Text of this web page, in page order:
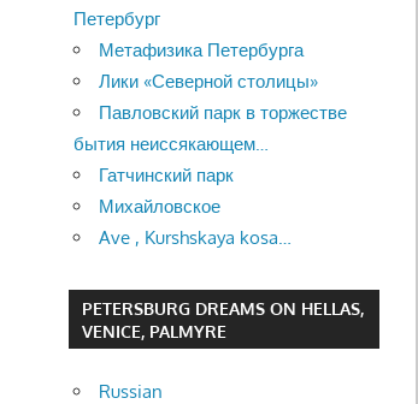
Петербург
Метафизика Петербурга
Лики «Северной столицы»
Павловский парк в торжестве
бытия неиссякающем…
Гатчинский парк
Михайловское
Ave , Kurshskaya kosa…
PETERSBURG DREAMS ON HELLAS,
VENICE, PALMYRE
Russian